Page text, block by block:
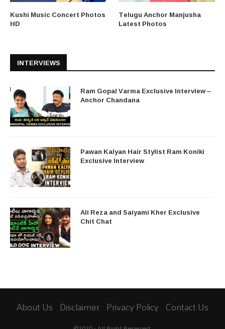
Kushi Music Concert Photos
HD
Telugu Anchor Manjusha
Latest Photos
INTERVIEWS
Ram Gopal Varma Exclusive Interview –
Anchor Chandana
Pawan Kalyan Hair Stylist Ram Koniki
Exclusive Interview
Ali Reza and Saiyami Kher Exclusive
Chit Chat
About Us Disclaimer Privacy Policy Contact Us